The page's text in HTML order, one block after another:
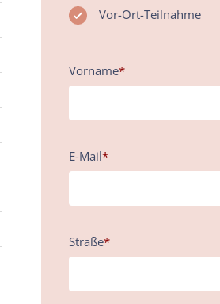
Vor-Ort-Teilnahme
Vorname*
E-Mail*
Straße*